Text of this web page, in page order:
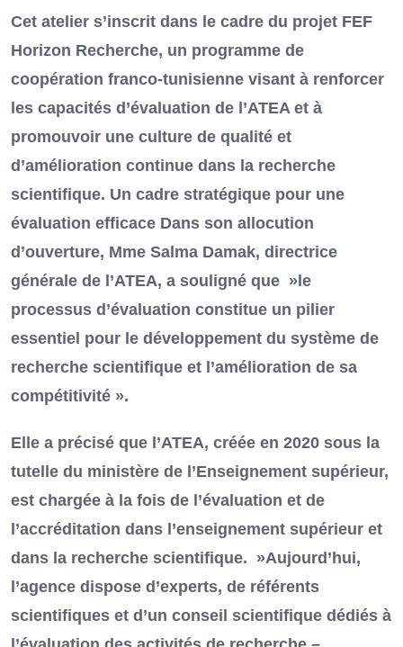
Cet atelier s’inscrit dans le cadre du projet FEF
Horizon Recherche, un programme de
coopération franco-tunisienne visant à renforcer
les capacités d’évaluation de l’ATEA et à
promouvoir une culture de qualité et
d’amélioration continue dans la recherche
scientifique. Un cadre stratégique pour une
évaluation efficace Dans son allocution
d’ouverture, Mme Salma Damak, directrice
générale de l’ATEA, a souligné que »le
processus d’évaluation constitue un pilier
essentiel pour le développement du système de
recherche scientifique et l’amélioration de sa
compétitivité ».
Elle a précisé que l’ATEA, créée en 2020 sous la
tutelle du ministère de l’Enseignement supérieur,
est chargée à la fois de l’évaluation et de
l’accréditation dans l’enseignement supérieur et
dans la recherche scientifique. »Aujourd’hui,
l’agence dispose d’experts, de référents
scientifiques et d’un conseil scientifique dédiés à